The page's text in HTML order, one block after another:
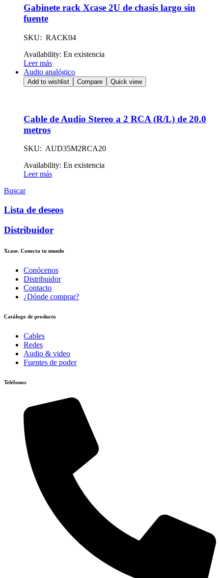
Gabinete rack Xcase 2U de chasis largo sin
fuente
SKU: RACK04
Availability: En existencia
Leer más
Audio analógico
Add to wishlist Compare Quick view
Cable de Audio Stereo a 2 RCA (R/L) de 20.0
metros
SKU: AUD35M2RCA20
Availability: En existencia
Leer más
Buscar
Lista de deseos
Distribuidor
Xcase. Conecta tu mundo
Conócenos
Distribuidor
Contacto
¿Dónde comprar?
Catálogo de producto
Cables
Redes
Audio & video
Fuentes de poder
Teléfonos